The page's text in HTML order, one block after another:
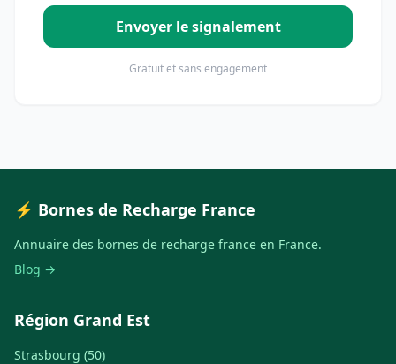
Envoyer le signalement
Gratuit et sans engagement
⚡ Bornes de Recharge France
Annuaire des bornes de recharge france en France.
Blog →
Région Grand Est
Strasbourg (50)